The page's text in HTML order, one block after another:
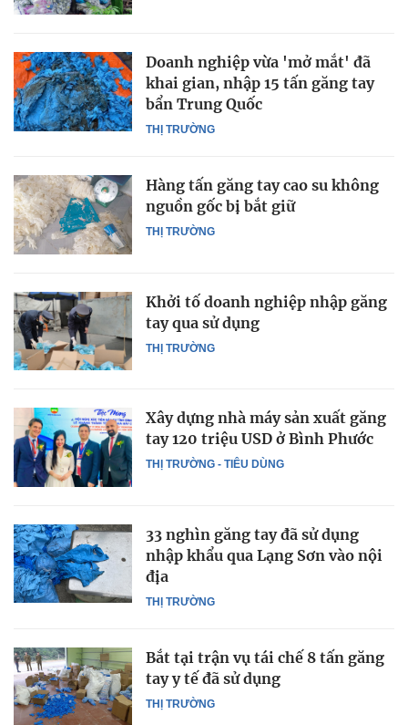
THỊ TRƯỜNG
Doanh nghiệp vừa 'mở mắt' đã
khai gian, nhập 15 tấn găng tay
bẩn Trung Quốc
THỊ TRƯỜNG
Hàng tấn găng tay cao su không
nguồn gốc bị bắt giữ
THỊ TRƯỜNG
Khởi tố doanh nghiệp nhập găng
tay qua sử dụng
THỊ TRƯỜNG - TIÊU DÙNG
Xây dựng nhà máy sản xuất găng
tay 120 triệu USD ở Bình Phước
THỊ TRƯỜNG
33 nghìn găng tay đã sử dụng
nhập khẩu qua Lạng Sơn vào nội
địa
THỊ TRƯỜNG
Bắt tại trận vụ tái chế 8 tấn găng
tay y tế đã sử dụng